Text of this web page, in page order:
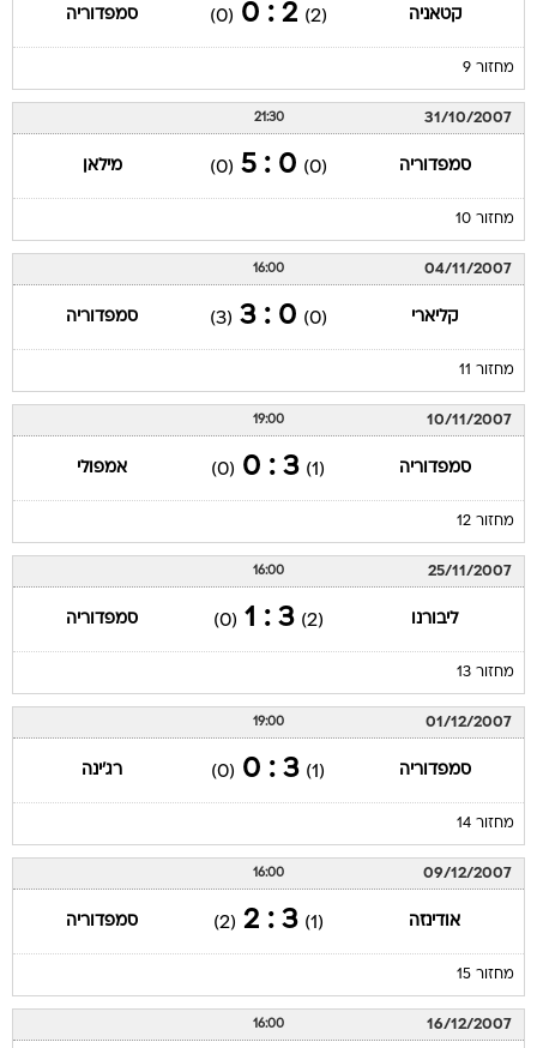
קטאניה (2)
2 : 0
(0) סמפדוריה
מחזור 9
31/10/2007
21:30
סמפדוריה (0)
0 : 5
(0) מילאן
מחזור 10
04/11/2007
16:00
קליארי (0)
0 : 3
(3) סמפדוריה
מחזור 11
10/11/2007
19:00
סמפדוריה (1)
3 : 0
(0) אמפולי
מחזור 12
25/11/2007
16:00
ליבורנו (2)
3 : 1
(0) סמפדוריה
מחזור 13
01/12/2007
19:00
סמפדוריה (1)
3 : 0
(0) רג'ינה
מחזור 14
09/12/2007
16:00
אודינזה (1)
3 : 2
(2) סמפדוריה
מחזור 15
16/12/2007
16:00